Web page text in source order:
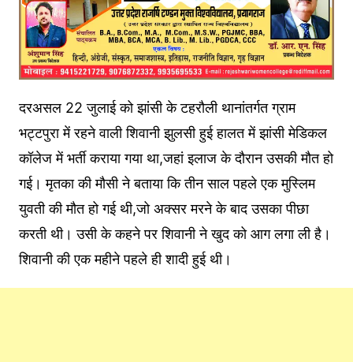
दरअसल 22 जुलाई को झांसी के टहरौली थानांतर्गत ग्राम
भट्टपुरा में रहने वाली शिवानी झुलसी हुई हालत में झांसी मेडिकल
कॉलेज में भर्ती कराया गया था,जहां इलाज के दौरान उसकी मौत हो
गई। मृतका की मौसी ने बताया कि तीन साल पहले एक मुस्लिम
युवती की मौत हो गई थी,जो अक्सर मरने के बाद उसका पीछा
करती थी। उसी के कहने पर शिवानी ने खुद को आग लगा ली है।
शिवानी की एक महीने पहले ही शादी हुई थी।